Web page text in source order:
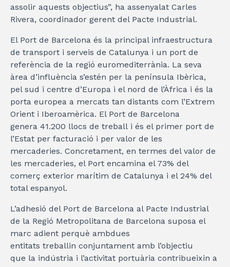
assolir aquests objectius”, ha assenyalat Carles
Rivera, coordinador gerent del Pacte Industrial.
El Port de Barcelona és la principal infraestructura
de transport i serveis de Catalunya i un port de
referència de la regió euromediterrània. La seva
àrea d’influència s’estén per la península Ibèrica,
pel sud i centre d’Europa i el nord de l’Àfrica i és la
porta europea a mercats tan distants com l’Extrem
Orient i Iberoamèrica. El Port de Barcelona
genera 41.200 llocs de treball i és el primer port de
l’Estat per facturació i per valor de les
mercaderies. Concretament, en termes del valor de
les mercaderies, el Port encamina el 73% del
comerç exterior marítim de Catalunya i el 24% del
total espanyol.
L’adhesió del Port de Barcelona al Pacte Industrial
de la Regió Metropolitana de Barcelona suposa el
marc adient perquè ambdues
entitats treballin conjuntament amb l’objectiu
que la indústria i l’activitat portuària contribueixin a